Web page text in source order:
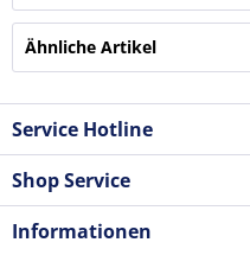
Ähnliche Artikel
Service Hotline
Shop Service
Informationen